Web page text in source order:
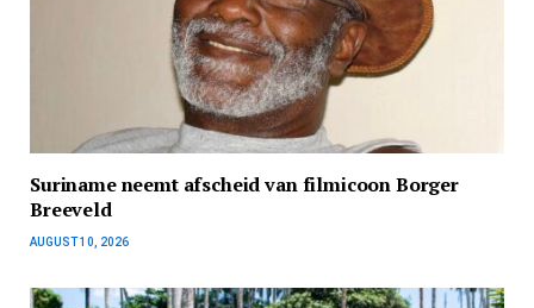
Suriname neemt afscheid van filmicoon Borger
Breeveld
AUGUST 10, 2026